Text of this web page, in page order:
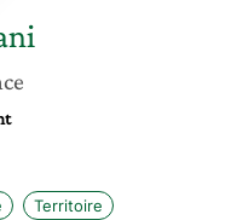
Territoire